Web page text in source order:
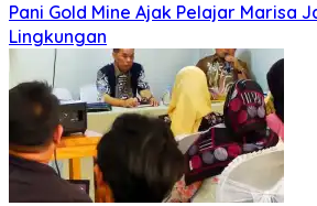
Pani Gold Mine Ajak Pelajar Marisa
Lingkungan